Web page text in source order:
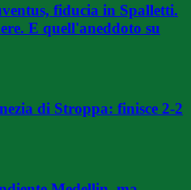
fiducia in Spalletti.
E quell'aneddoto su
di Stroppa: finisce 2-2